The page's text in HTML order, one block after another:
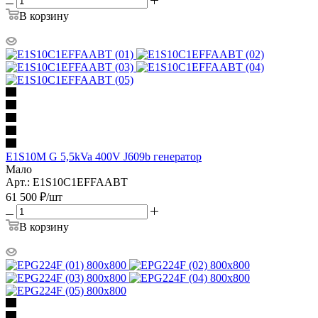
В корзину
E1S10M G 5,5kVa 400V J609b генератор
Мало
Арт.: E1S10C1EFFAABT
61 500 ₽/шт
В корзину